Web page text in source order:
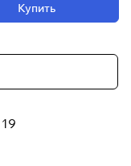
Купить
19